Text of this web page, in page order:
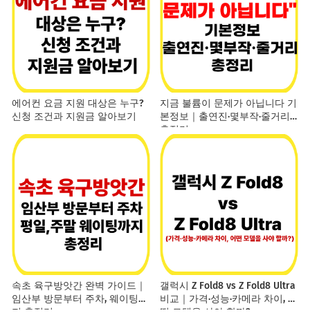
에어컨 요금 지원 대상은 누구?
신청 조건과 지원금 알아보기
지금 불륨이 문제가 아닙니다 기
본정보｜출연진·몇부작·줄거리
총정리
속초 육구방앗간 완벽 가이드｜
임산부 방문부터 주차, 웨이팅까
지 총정리
갤럭시 Z Fold8 vs Z Fold8 Ultra
비교｜가격·성능·카메라 차이, 어
떤 모델을 사야 할까?